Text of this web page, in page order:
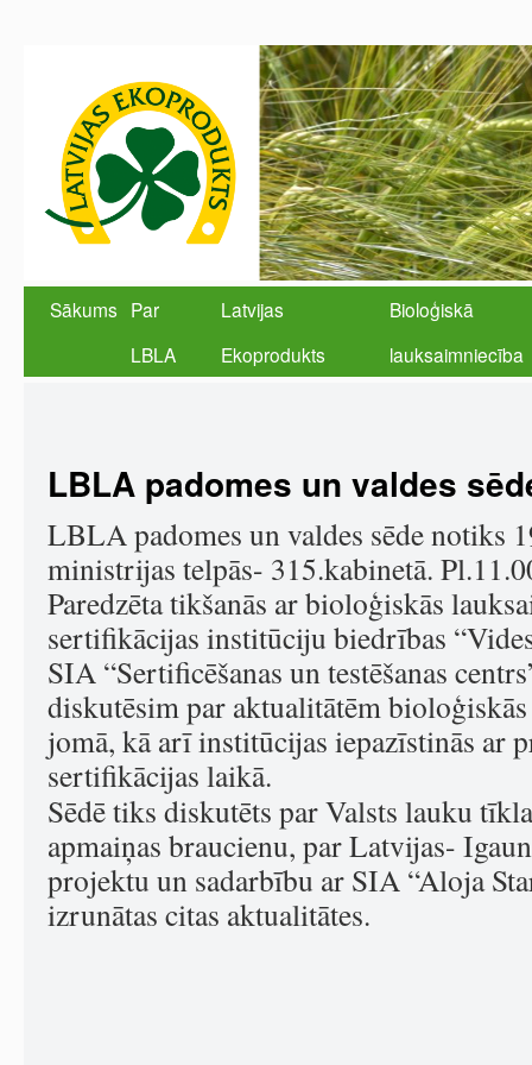
Sākums Par
LBLA
Latvijas
Ekoprodukts
Bioloģiskā
lauksaimniecība
LBLA padomes un valdes
LBLA padomes un valdes sēde notiks
ministrijas telpās- 315.kabinetā.
Paredzēta tikšanās ar bioloģiskās
sertifikācijas institūciju biedrības
SIA “Sertificēšanas un testēšanas
diskutēsim par aktualitātēm
jomā, kā arī institūcijas iepazīstinās ar
sertifikācijas laikā.
Sēdē tiks diskutēts par Valsts lauku
apmaiņas braucienu, par Latvijas-
projektu un sadarbību ar SIA “Aloja
izrunātas citas aktualitātes.